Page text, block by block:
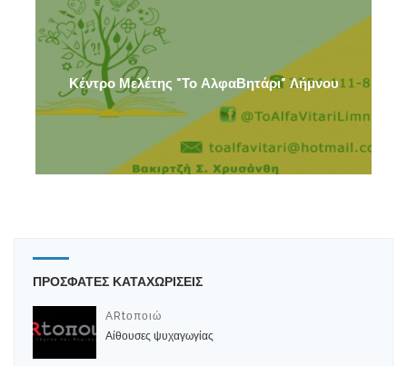
Σχολές Οδηγών
Σχολές
Κέντρο Μελέτης δημοτικού
Κέντρα ξένων γλωσσών
Κέντρο δια βίου μάθησης
Ναυτική εκπαίδευση
Πανεπιστημιακό Φροντιστήριο
Κέντρο Μελέτης "Το ΑλφαΒητάρι" Λήμνου
ΠΡΟΣΦΑΤΕΣ ΚΑΤΑΧΩΡΙΣΕΙΣ
ARtοποιώ
Αίθουσες ψυχαγωγίας